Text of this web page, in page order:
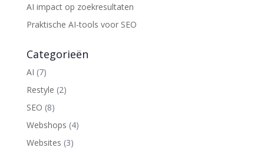
AI impact op zoekresultaten
Praktische AI-tools voor SEO
Categorieën
AI (7)
Restyle (2)
SEO (8)
Webshops (4)
Websites (3)